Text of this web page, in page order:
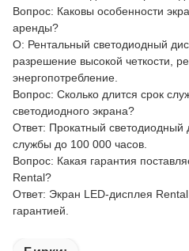
Вопрос: Каковы особенности
аренды?
О: Рентальный светодиодный
разрешение высокой четкости,
энергопотребление.
Вопрос: Сколько длится срок
светодиодного экрана?
Ответ: Прокатный светодиодный
службы до 100 000 часов.
Вопрос: Какая гарантия
Rental?
Ответ: Экран LED-дисплея Rental
гарантией.